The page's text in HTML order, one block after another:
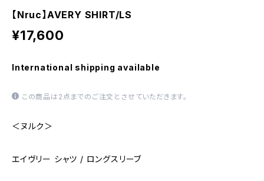
【Nruc】AVERY SHIRT/LS
¥17,600
International shipping available
この商品は2点までのご注文とさせていただきます。
＜ヌルク＞
エイヴリー シャツ / ロングスリーブ